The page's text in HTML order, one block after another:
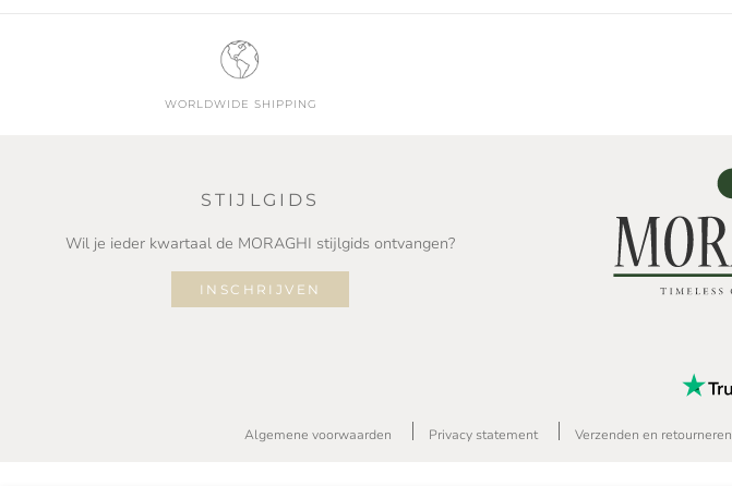
WORLDWIDE SHIPPING
STIJLGIDS
Wil je ieder kwartaal de MORAGHI stijlgids ontvangen?
INSCHRIJVEN
Algemene voorwaarden Privacy statement Verzenden en retourneren